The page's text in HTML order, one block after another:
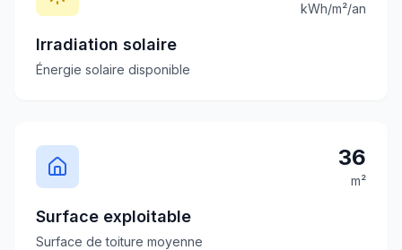
kWh/m²/an
Irradiation solaire
Énergie solaire disponible
36
m²
Surface exploitable
Surface de toiture moyenne